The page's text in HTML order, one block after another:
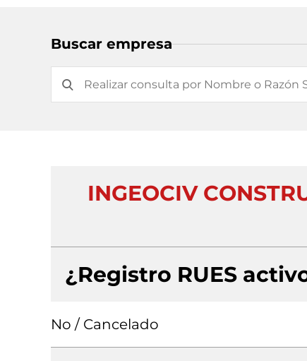
Buscar empresa
INGEOCIV
¿Registro RUES
No / Cancelado